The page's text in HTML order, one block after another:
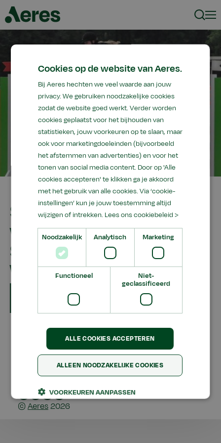
Studententeam
winnaar
Sportverkiezing
Wageningen
©Aeres2026
Disclaimer
Privacy
Aeres
Facebook
Aeres
Group
Aeres
Twitter
Aeres
Group
Cookies op de website van Aeres.
Bij Aeres hechten we veel waarde aan jouw
privacy. We gebruiken noodzakelijke cookies
zodat de website goed werkt. Verder worden
cookies geplaatst voor het bijhouden van
statistieken, jouw voorkeuren op te slaan, maar
ook voor marketingdoeleinden (bijvoorbeeld
het afstemmen van advertenties) en voor het
tonen van social media content. Door op 'Alle
cookies accepteren' te klikken ga je akkoord
met het gebruik van alle cookies. Via ‘cookie-
instellingen’ kun je jouw toestemming altijd
wijzigen of intrekken. Lees ons cookiebeleid >
Noodzakelijk Analytisch Marketing
Functioneel
Niet-
geclassificeerd
ALLE COOKIES ACCEPTEREN
ALLEEN NOODZAKELIJKE COOKIES
VOORKEUREN AANPASSEN